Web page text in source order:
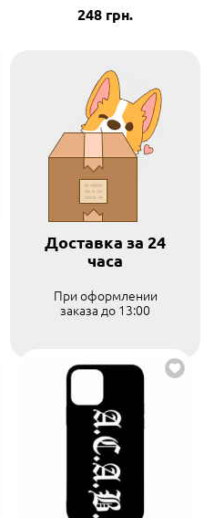
248 грн.
Доставка за 24
часа
При оформлении
заказа до 13:00